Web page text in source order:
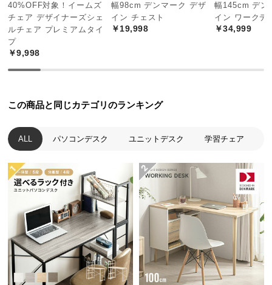
て
型
配
に
い
て
梱
設
置
ー
伝統と信頼のデンマークデザイン
40%OFF対象！イームズ
チェア デザイナーズシェ
ルチェア プレミアムタイ
プ
￥9,998
幅98cm デンマーク デザ
イン チェスト
￥19,998
幅145cm デン
イン ワークデ
￥34,999
この商品と同じカテゴリのランキング
ALL パソコンデスク ユニットデスク 学習チェア